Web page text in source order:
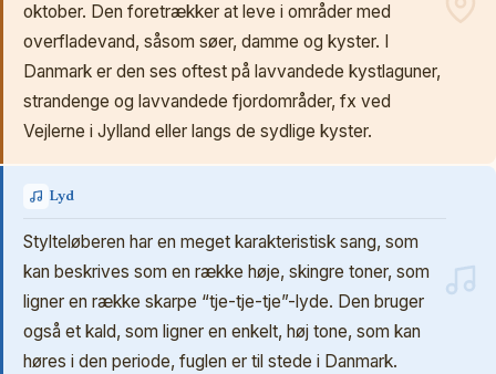
oktober. Den foretrækker at leve i områder med
overfladevand, såsom søer, damme og kyster. I
Danmark er den ses oftest på lavvandede kystlaguner,
strandenge og lavvandede fjordområder, fx ved
Vejlerne i Jylland eller langs de sydlige kyster.
Lyd
Stylteløberen har en meget karakteristisk sang, som
kan beskrives som en række høje, skingre toner, som
ligner en række skarpe “tje-tje-tje”-lyde. Den bruger
også et kald, som ligner en enkelt, høj tone, som kan
høres i den periode, fuglen er til stede i Danmark.